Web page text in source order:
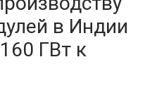
в Индии
ГВт к